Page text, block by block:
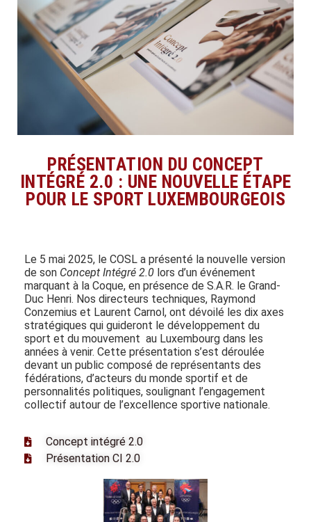
PRÉSENTATION DU CONCEPT
INTÉGRÉ 2.0 : UNE NOUVELLE ÉTAPE
POUR LE SPORT LUXEMBOURGEOIS
Le 5 mai 2025, le COSL a présenté la nouvelle version
de son Concept Intégré 2.0 lors d’un événement
marquant à la Coque, en présence de S.A.R. le Grand-
Duc Henri. Nos directeurs techniques, Raymond
Conzemius et Laurent Carnol, ont dévoilé les dix axes
stratégiques qui guideront le développement du
sport et du mouvement au Luxembourg dans les
années à venir. Cette présentation s’est déroulée
devant un public composé de représentants des
fédérations, d’acteurs du monde sportif et de
personnalités politiques, soulignant l’engagement
collectif autour de l’excellence sportive nationale.
Concept intégré 2.0
Présentation CI 2.0